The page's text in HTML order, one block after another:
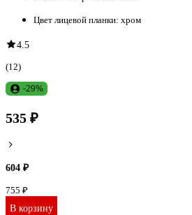
Цвет лицевой планки: хром
4.5
(12)
-29%
535 ₽
604 ₽
755 ₽
В корзину